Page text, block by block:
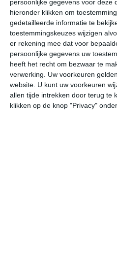
persoonlijke gegevens voor deze
hieronder klikken om
gedetailleerde informatie te
toestemmingskeuzes wijzigen
er rekening mee dat voor
persoonlijke gegevens uw
heeft het recht om bezwaar te
verwerking. Uw voorkeuren
website. U kunt uw voorkeuren
allen tijde intrekken door terug te
klikken op de knop "Privacy"
33°C 36°C
12:00 15:00
12:00 15:00